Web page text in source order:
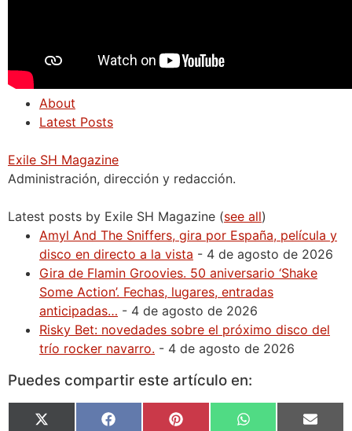
About
Latest Posts
Exile SH Magazine
Administración, dirección y redacción.
Latest posts by Exile SH Magazine (see all)
Amyl And The Sniffers, gira por España, película y
disco en directo a la vista - 4 de agosto de 2026
Gira de Flamin Groovies. 50 aniversario ‘Shake
Some Action’. Fechas, lugares, entradas
anticipadas… - 4 de agosto de 2026
Risky Bet: novedades sobre el próximo disco del
trío rocker navarro. - 4 de agosto de 2026
Puedes compartir este artículo en:
X
Facebook Pinterest WhatsApp Email